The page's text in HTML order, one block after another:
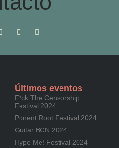
Últimos eventos
F*ck The Censorship
Festival 2024
Ponent Root Festival 2024
Guitar BCN 2024
Hype Me! Festival 2024